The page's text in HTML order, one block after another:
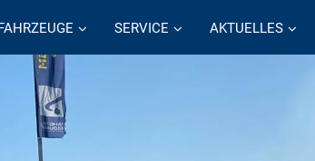
SERVICE AKTUELLES